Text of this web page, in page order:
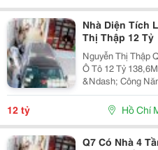
Nhà Diện Tích
Thị Thập 12 Tỷ
Nguyễn Thị Thập
Ô Tô 12 Tỷ
&Ndash; Công
Mua Để Ở Hoặc
Tại Quận 7. Căn
Dựng...
12 tỷ Hồ Chí
Q7 Có Nhà 4